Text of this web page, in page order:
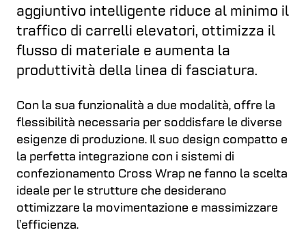
aggiuntivo intelligente riduce al minimo il
traffico di carrelli elevatori, ottimizza il
flusso di materiale e aumenta la
produttività della linea di fasciatura.
Con la sua funzionalità a due modalità, offre la
flessibilità necessaria per soddisfare le diverse
esigenze di produzione. Il suo design compatto e
la perfetta integrazione con i sistemi di
confezionamento Cross Wrap ne fanno la scelta
ideale per le strutture che desiderano
ottimizzare la movimentazione e massimizzare
l’efficienza.